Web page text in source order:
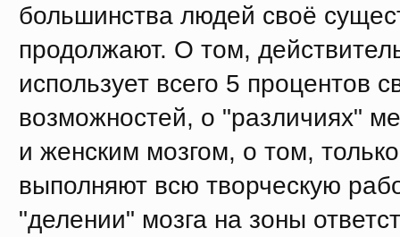
большинства людей своё
продолжают. О том,
использует всего 5 процентов
возможностей, о "различиях"
и женским мозгом, о том,
выполняют всю творческую
"делении" мозга на зоны